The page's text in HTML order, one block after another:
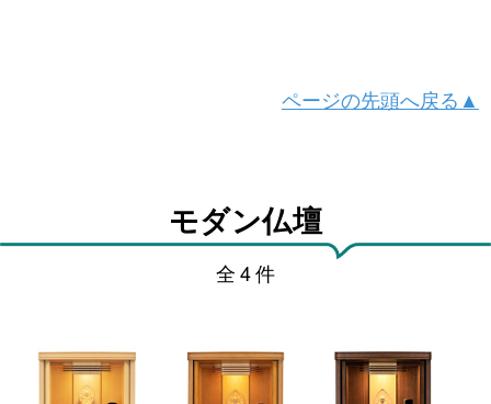
ページの先頭へ戻る▲
モダン仏壇
全4件